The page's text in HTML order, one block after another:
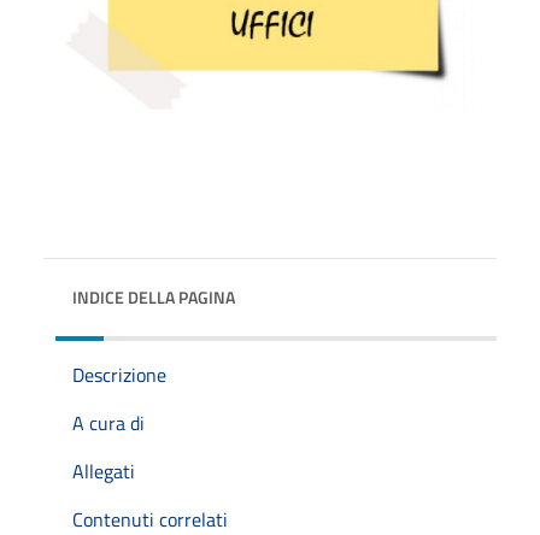
INDICE DELLA PAGINA
Descrizione
A cura di
Allegati
Contenuti correlati